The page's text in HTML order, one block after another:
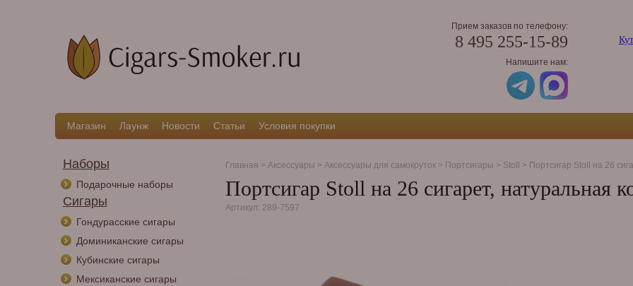
Прием заказов по телефону:
8 495 255-15-89
Напишите нам:
Магазин Лаунж Новости Статьи Условия покупки
Наборы
Подарочные наборы
Сигары
Гондурасские сигары
Доминиканские сигары
Кубинские сигары
Мексиканские сигары
Главная > Аксессуары > Аксессуары для самокруток> Портсигары > Stoll > Портсигар Stoll на 26
Портсигар Stoll на 26 сигарет, натуральная
Артикул: 289-7597